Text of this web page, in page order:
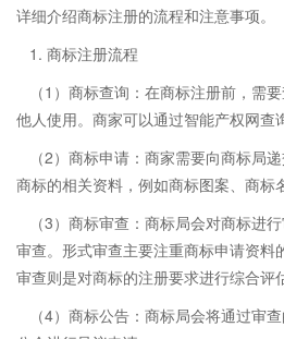
详细介绍商标注册的流程和注意事项。
1. 商标注册流程
（1）商标查询：在商标注册前，需
他人使用。商家可以通过智能产权网查
（2）商标申请：商家需要向商标局
商标的相关资料，例如商标图案、商标
（3）商标审查：商标局会对商标进
审查。形式审查主要注重商标申请资料
审查则是对商标的注册要求进行综合评估
（4）商标公告：商标局会将通过审